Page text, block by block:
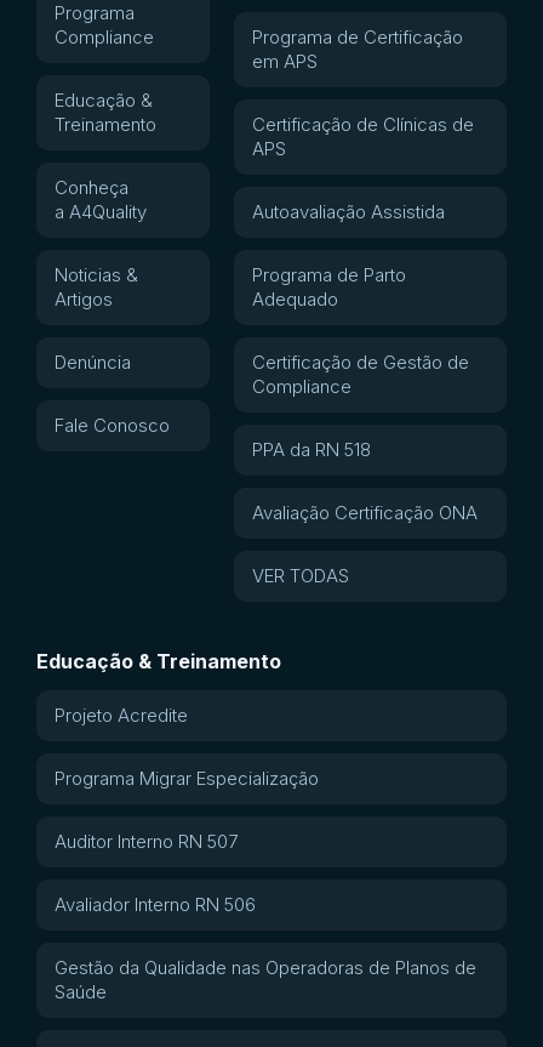
Programa
Compliance
Educação &
Treinamento
Conheça
a A4Quality
Noticias &
Artigos
Denúncia
Fale Conosco
Programa de Certificação
em APS
Certificação de Clínicas de
APS
Autoavaliação Assistida
Programa de Parto
Adequado
Certificação de Gestão de
Compliance
PPA da RN 518
Avaliação Certificação ONA
VER TODAS
Educação & Treinamento
Projeto Acredite
Programa Migrar Especialização
Auditor Interno RN 507
Avaliador Interno RN 506
Gestão da Qualidade nas Operadoras de Planos de
Saúde